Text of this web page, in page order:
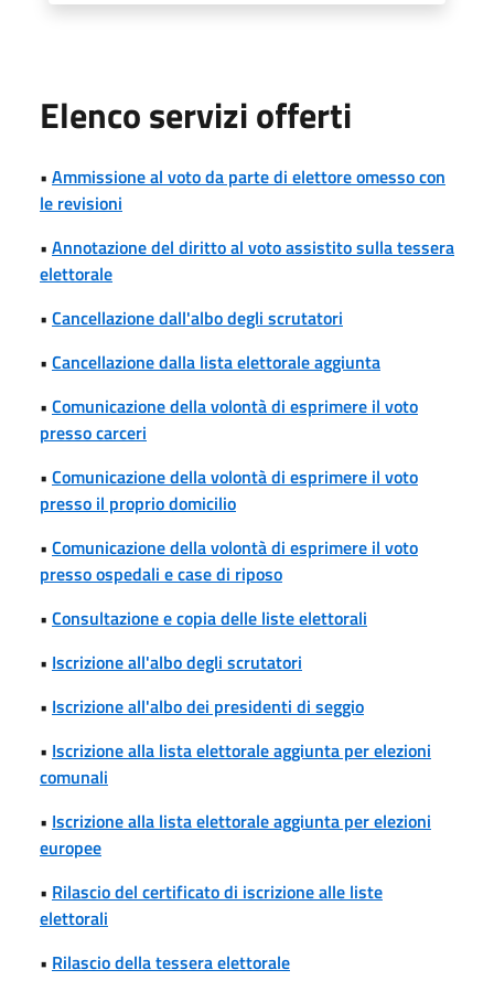
Elenco servizi offerti
• Ammissione al voto da parte di elettore omesso con
le revisioni
• Annotazione del diritto al voto assistito sulla tessera
elettorale
• Cancellazione dall'albo degli scrutatori
• Cancellazione dalla lista elettorale aggiunta
• Comunicazione della volontà di esprimere il voto
presso carceri
• Comunicazione della volontà di esprimere il voto
presso il proprio domicilio
• Comunicazione della volontà di esprimere il voto
presso ospedali e case di riposo
• Consultazione e copia delle liste elettorali
• Iscrizione all'albo degli scrutatori
• Iscrizione all'albo dei presidenti di seggio
• Iscrizione alla lista elettorale aggiunta per elezioni
comunali
• Iscrizione alla lista elettorale aggiunta per elezioni
europee
• Rilascio del certificato di iscrizione alle liste
elettorali
• Rilascio della tessera elettorale